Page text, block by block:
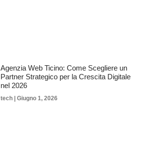
Agenzia Web Ticino: Come Scegliere un
Partner Strategico per la Crescita Digitale
nel 2026
tech Giugno 1, 2026